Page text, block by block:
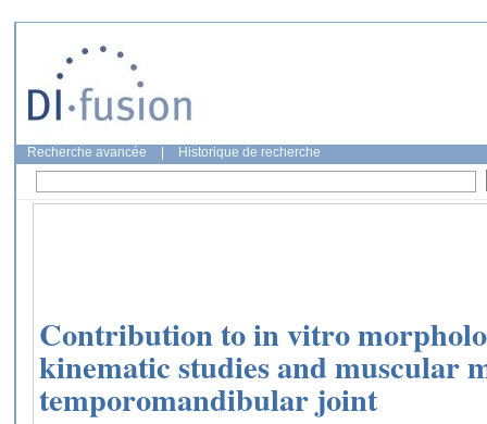
Recherche avancée Historique de recherche
Contribution to in vitro
kinematic studies and muscular
temporomandibular joint